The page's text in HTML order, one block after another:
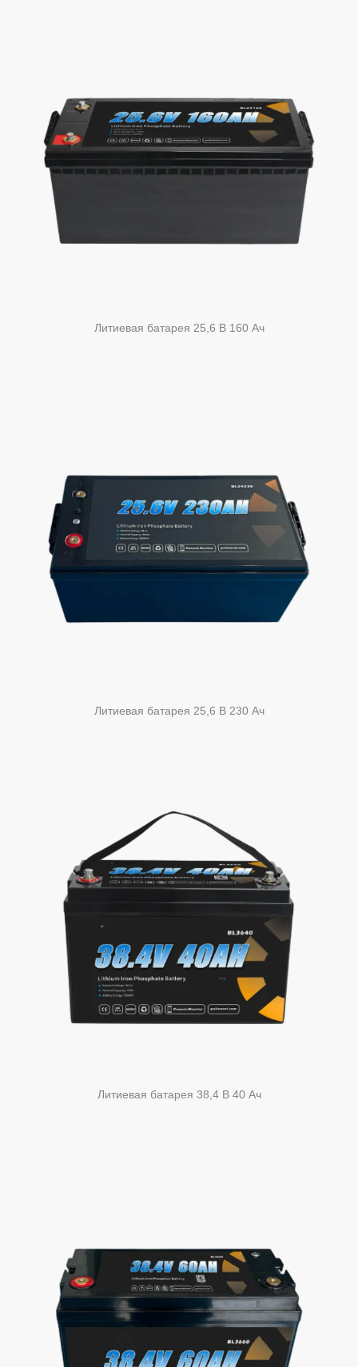
Литиевая батарея 25,6 В 160 Ач
Литиевая батарея 25,6 В 230 Ач
Литиевая батарея 38,4 В 40 Ач